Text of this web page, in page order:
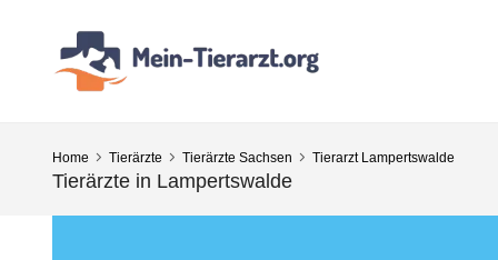
Home Tierärzte Tierärzte Sachsen Tierarzt Lampertswalde
Tierärzte in Lampertswalde